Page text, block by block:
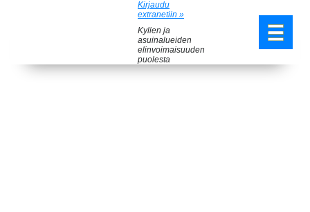
Kirjaudu
extranetiin »
Kylien ja
asuinalueiden
elinvoimaisuuden
puolesta